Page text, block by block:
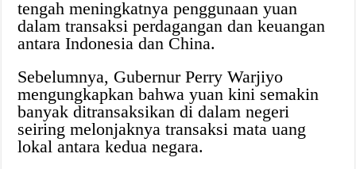
tengah meningkatnya penggunaan yuan
dalam transaksi perdagangan dan keuangan
antara Indonesia dan China.
Sebelumnya, Gubernur Perry Warjiyo
mengungkapkan bahwa yuan kini semakin
banyak ditransaksikan di dalam negeri
seiring melonjaknya transaksi mata uang
lokal antara kedua negara.